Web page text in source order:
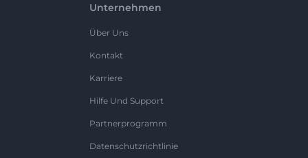
Unternehmen
Über Uns
Kontakt
Karriere
Hilfe Und Support
Partnerprogramm
Datenschutzrichtlinie